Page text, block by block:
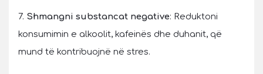
7. Shmangni substancat negative: Reduktoni
konsumimin e alkoolit, kafeinës dhe duhanit, që
mund të kontribuojnë në stres.